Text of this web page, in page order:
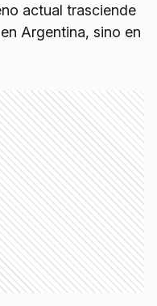
actual trasciende
Argentina, sino en